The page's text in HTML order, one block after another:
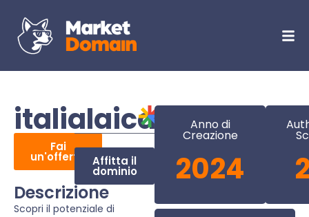
italialaica.it
Fai
un'offerta Affitta il
dominio
Descrizione
Scopri il potenziale di
Anno di
Creazione
2024